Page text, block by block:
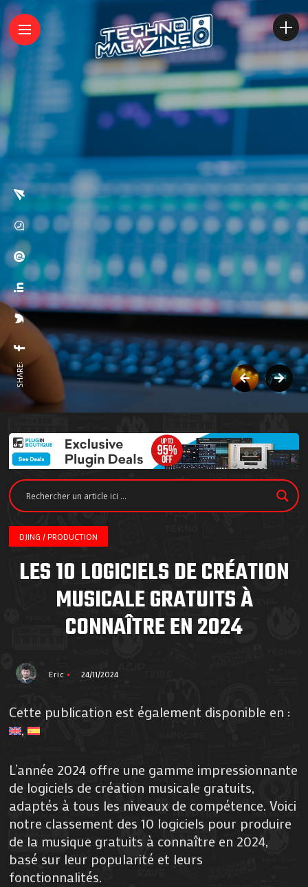
SHARE:
DJING / PRODUCTION
LES 10 LOGICIELS DE CRÉATION
MUSICALE GRATUITS À
CONNAÎTRE EN 2024
Eric 24/11/2024
Cette publication est également disponible en :
L’année 2024 offre une gamme impressionnante
de logiciels de création musicale gratuits,
adaptés à tous les niveaux de compétence. Voici
notre classement des 10 logiciels pour produire
de la musique gratuits à connaître en 2024,
basé sur leur popularité et leurs
fonctionnalités.